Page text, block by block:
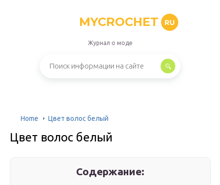
MYCROCHET RU
Журнал о моде
Home Цвет волос белый
Цвет волос белый
Содержание: